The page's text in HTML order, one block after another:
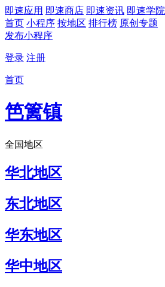
即速应用 即速商店 即速资讯 即速学院
首页 小程序 按地区 排行榜 原创专题
发布小程序
登录 注册
首页
笆篱镇
全国地区
华北地区
东北地区
华东地区
华中地区